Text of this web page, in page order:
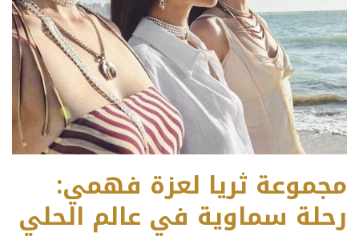
مجموعة ثريا لعزة فهمي:
رحلة سماوية في عالم الحلي